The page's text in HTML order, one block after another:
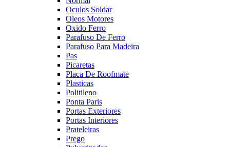
Oculos Soldar
Oleos Motores
Oxido Ferro
Parafuso De Ferro
Parafuso Para Madeira
Pas
Picaretas
Placa De Roofmate
Plasticas
Politileno
Ponta Paris
Portas Exteriores
Portas Interiores
Prateleiras
Prego